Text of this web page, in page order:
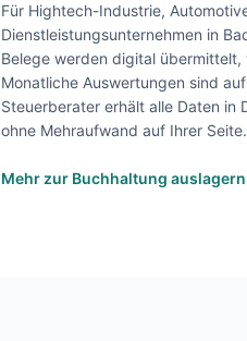
Für Hightech-Industrie,
Dienstleistungsunternehmen in
Belege werden digital
Monatliche Auswertungen sind
Steuerberater erhält alle Daten in
ohne Mehraufwand auf Ihrer Seite.
Mehr zur Buchhaltung auslagern